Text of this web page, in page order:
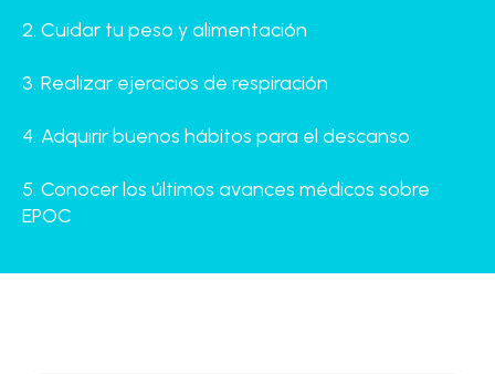
2. Cuidar tu peso y alimentación
3. Realizar ejercicios de respiración
4. Adquirir buenos hábitos para el descanso
5. Conocer los últimos avances médicos sobre
EPOC